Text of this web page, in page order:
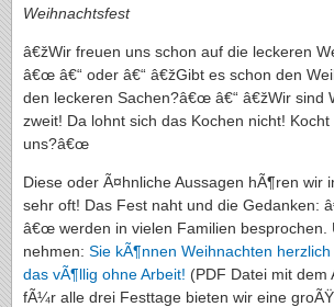
Weihnachtsfest
â€žWir freuen uns schon auf die leckeren
â€œ â€“ oder â€“ â€žGibt es schon den
den leckeren Sachen?â€œ â€“ â€žWir sind
zweit! Da lohnt sich das Kochen nicht!
uns?â€œ
Diese oder Ã¤hnliche Aussagen hÃ¶ren wir
sehr oft! Das Fest naht und die Gedanken:
â€œ werden in vielen Familien besprochen.
nehmen: Sie kÃ¶nnen Weihnachten
das vÃ¶llig ohne Arbeit! (PDF Datei mit dem
fÃ¼r alle drei Festtage bieten wir eine